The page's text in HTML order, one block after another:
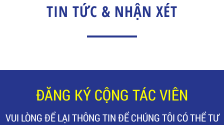
TIN TỨC & NHẬN XÉT
ĐĂNG KÝ CỘNG TÁC VIÊN
VUI LÒNG ĐỂ LẠI THÔNG TIN ĐỂ CHÚNG TÔI CÓ THỂ TƯ